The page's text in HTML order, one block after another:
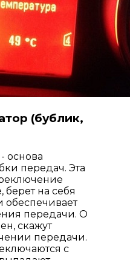
(бублик,
основа
передач. Эта
на себя
передачи. О
скажут
передачи.
с